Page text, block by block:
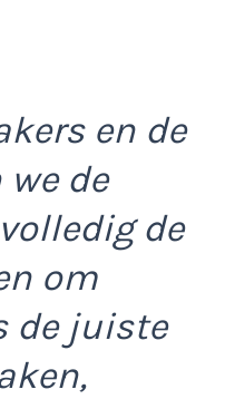
en de
de
de
om
de juiste